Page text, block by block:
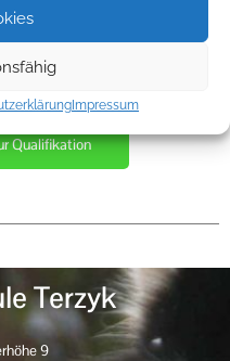
Impressum
So begann ich 2019 meine
, die ich im
Qualifikation
Terzyk
9